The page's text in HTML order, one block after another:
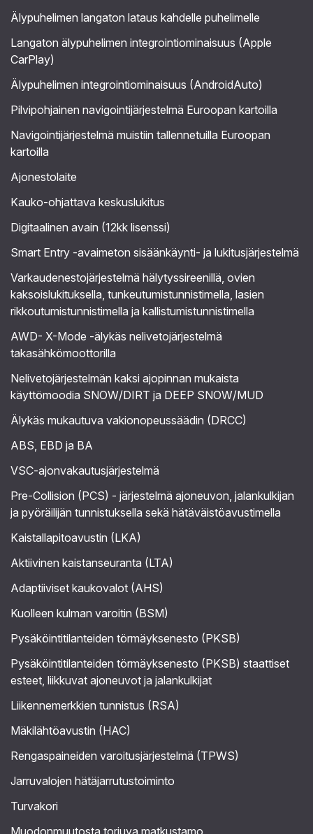
Älypuhelimen langaton lataus kahdelle puhelimelle
Langaton älypuhelimen integrointiominaisuus (Apple
CarPlay)
Älypuhelimen integrointiominaisuus (AndroidAuto)
Pilvipohjainen navigointijärjestelmä Euroopan kartoilla
Navigointijärjestelmä muistiin tallennetuilla Euroopan
kartoilla
Ajonestolaite
Kauko-ohjattava keskuslukitus
Digitaalinen avain (12kk lisenssi)
Smart Entry -avaimeton sisäänkäynti- ja lukitusjärjestelmä
Varkaudenestojärjestelmä hälytyssireenillä, ovien
kaksoislukituksella, tunkeutumistunnistimella, lasien
rikkoutumistunnistimella ja kallistumistunnistimella
AWD- X-Mode -älykäs nelivetojärjestelmä
takasähkömoottorilla
Nelivetojärjestelmän kaksi ajopinnan mukaista
käyttömoodia SNOW/DIRT ja DEEP SNOW/MUD
Älykäs mukautuva vakionopeussäädin (DRCC)
ABS, EBD ja BA
VSC-ajonvakautusjärjestelmä
Pre-Collision (PCS) - järjestelmä ajoneuvon, jalankulkijan
ja pyöräilijän tunnistuksella sekä hätäväistöavustimella
Kaistallapitoavustin (LKA)
Aktiivinen kaistanseuranta (LTA)
Adaptiiviset kaukovalot (AHS)
Kuolleen kulman varoitin (BSM)
Pysäköintitilanteiden törmäyksenesto (PKSB)
Pysäköintitilanteiden törmäyksenesto (PKSB) staattiset
esteet, liikkuvat ajoneuvot ja jalankulkijat
Liikennemerkkien tunnistus (RSA)
Mäkilähtöavustin (HAC)
Rengaspaineiden varoitusjärjestelmä (TPWS)
Jarruvalojen hätäjarrutustoiminto
Turvakori
Muodonmuutosta torjuva matkustamo